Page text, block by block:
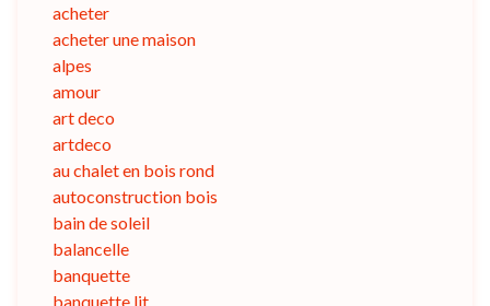
acheter
acheter une maison
alpes
amour
art deco
artdeco
au chalet en bois rond
autoconstruction bois
bain de soleil
balancelle
banquette
banquette lit